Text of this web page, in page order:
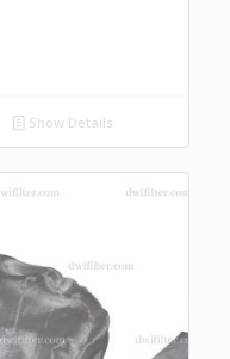
Show Details